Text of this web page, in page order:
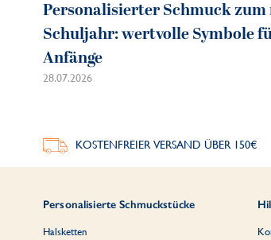
Personalisierter Schmuck zum
Schuljahr: wertvolle Symbole
Anfänge
28.07.2026
KOSTENFREIER VERSAND ÜBER 150€
Personalisierte Schmuckstücke
Halsketten